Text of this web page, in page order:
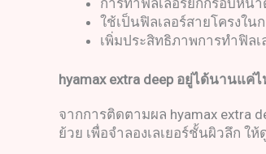
ใช้เป็นฟิลเลอร์สายโครงใ
เพิ่มประสิทธิภาพการทำฟิล
hyamax extra deep อยู่ได้นานแค่
จากการติดตามผล hyamax extra
ย้วย เพื่อจำลองเลเยอร์ชั้นผิวลึก ใ